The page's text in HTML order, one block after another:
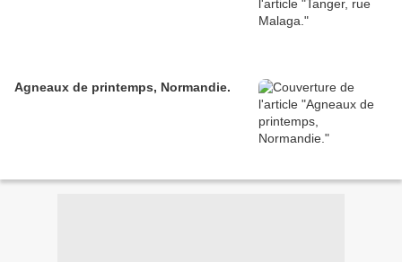
Agneaux de printemps, Normandie.